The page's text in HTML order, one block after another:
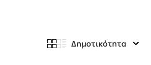
Δημοτικότητα